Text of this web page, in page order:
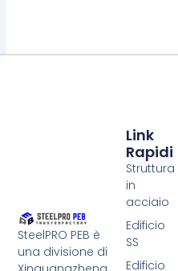
SteelPRO PEB è
una divisione di
Link
Rapidi
Struttura
in
acciaio
Edificio
SS
Edificio